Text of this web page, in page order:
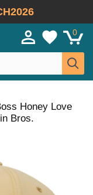
0
Honey Love
Bros.